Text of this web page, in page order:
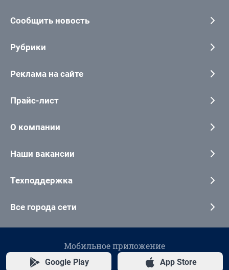
Сообщить новость
Рубрики
Реклама на сайте
Прайс-лист
О компании
Наши вакансии
Техподдержка
Все города сети
Мобильное приложение
Google Play App Store